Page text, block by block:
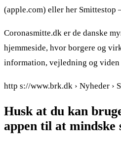
(apple.com) eller her Smittestop
Coronasmitte.dk er de danske
hjemmeside, hvor borgere og
information, vejledning og
http s://www.brk.dk › Nyheder ›
Husk at du kan
appen til at mindske